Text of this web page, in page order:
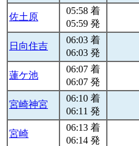
佐土原
05:58 着
05:59 発
日向住吉
06:03 着
06:03 発
蓮ケ池
06:07 着
06:07 発
宮崎神宮
06:10 着
06:11 発
宮崎
06:13 着
06:14 発